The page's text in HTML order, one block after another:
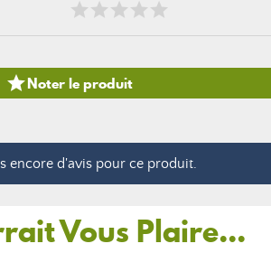
Noter le produit
encore d'avis pour ce produit.
Vous Plaire...